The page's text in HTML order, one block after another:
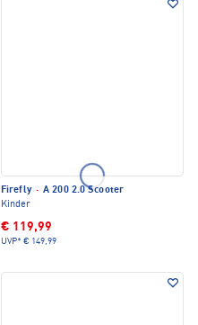
Firefly · A 200 2.0 Scooter
Kinder
€ 119,99
UVP* € 149,99